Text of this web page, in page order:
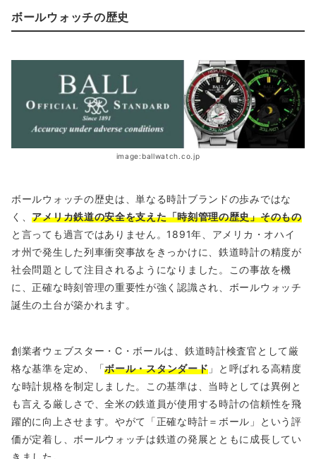
ボールウォッチの歴史
image:ballwatch.co.jp
ボールウォッチの歴史は、単なる時計ブランドの歩みではな
く、アメリカ鉄道の安全を支えた「時刻管理の歴史」そのもの
と言っても過言ではありません。1891年、アメリカ・オハイ
オ州で発生した列車衝突事故をきっかけに、鉄道時計の精度が
社会問題として注目されるようになりました。この事故を機
に、正確な時刻管理の重要性が強く認識され、ボールウォッチ
誕生の土台が築かれます。
創業者ウェブスター・C・ボールは、鉄道時計検査官として厳
格な基準を定め、「ボール・スタンダード 」と呼ばれる高精度
な時計規格を制定しました。この基準は、当時としては異例と
も言える厳しさで、全米の鉄道員が使用する時計の信頼性を飛
躍的に向上させます。やがて「正確な時計＝ボール」という評
価が定着し、ボールウォッチは鉄道の発展とともに成長してい
きました。